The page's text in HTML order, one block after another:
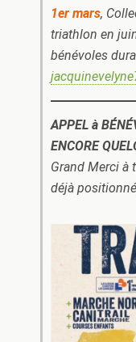
1er mars,
triathlon en
bénévoles
APPEL à
ENCORE
Grand Merci à
déjà